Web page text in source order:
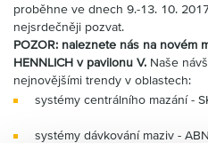
CZK
Nákupní seznam
Partner Zone
proběhne ve dnech 9.-13. 10.
nejsrdečněji pozvat.
POZOR: naleznete nás na novém
HENNLICH v pavilonu V. Naše
nejnovějšími trendy v oblastech:
systémy centrálního mazání -
systémy dávkování maziv -